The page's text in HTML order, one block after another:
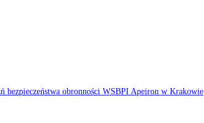
bezpieczeństwa obronności WSBPI Apeiron w Krakowie